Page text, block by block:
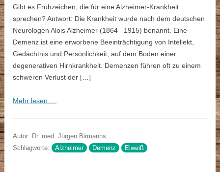
Gibt es Frühzeichen, die für eine Alzheimer-Krankheit
sprechen? Antwort: Die Krankheit wurde nach dem deutschen
Neurologen Alois Alzheimer (1864 –1915) benannt. Eine
Demenz ist eine erworbene Beeinträchtigung von Intellekt,
Gedächtnis und Persönlichkeit, auf dem Boden einer
degenerativen Hirnkrankheit. Demenzen führen oft zu einem
schweren Verlust der […]
Mehr lesen …
Autor: Dr. med. Jürgen Birmanns
Schlagworte: Alzheimer Demenz Eiweiß